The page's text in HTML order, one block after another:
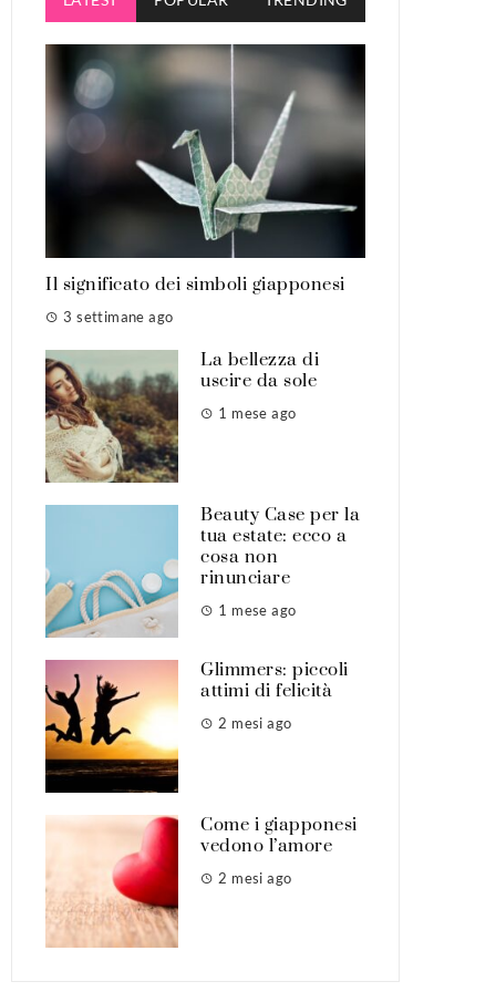
Il significato dei simboli giapponesi
3 settimane ago
La bellezza di
uscire da sole
1 mese ago
Beauty Case per la
tua estate: ecco a
cosa non
rinunciare
1 mese ago
Glimmers: piccoli
attimi di felicità
2 mesi ago
Come i giapponesi
vedono l’amore
2 mesi ago